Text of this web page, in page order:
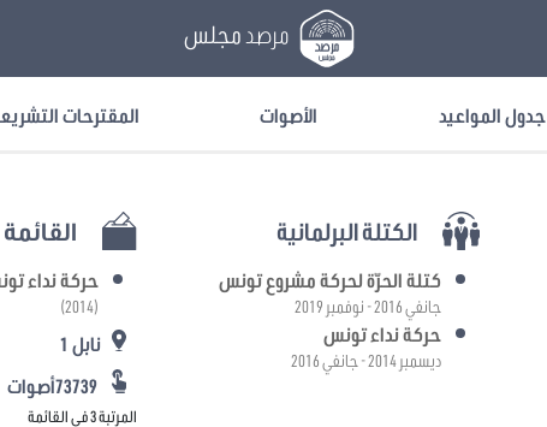
مرصد مجلس
جدول المواعيد الأصوات المقترحات
الكتلة البرلمانية
كتلة الحرّة لحركة مشروع تونس
جانفي 2016 - نوفمبر 2019
حركة نداء تونس
ديسمبر 2014 - جانفي 2016
القائمة
حركة نداء
(2014)
نابل 1
المرتبة 3 في القائمة